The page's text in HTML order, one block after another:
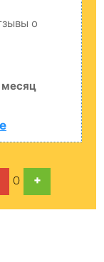
о
месяц
0 +